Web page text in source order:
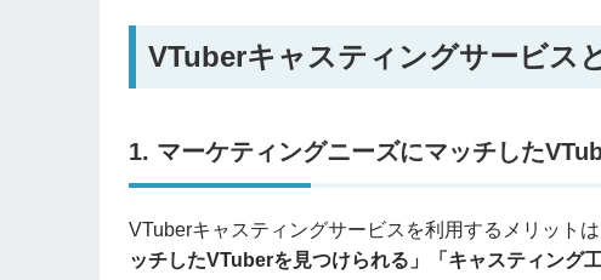
VTuberキャスティングサービス
1. マーケティングニーズにマッチした
VTuberキャスティングサービスを利用するメリット
ッチしたVTuberを見つけられる」「キャスティング